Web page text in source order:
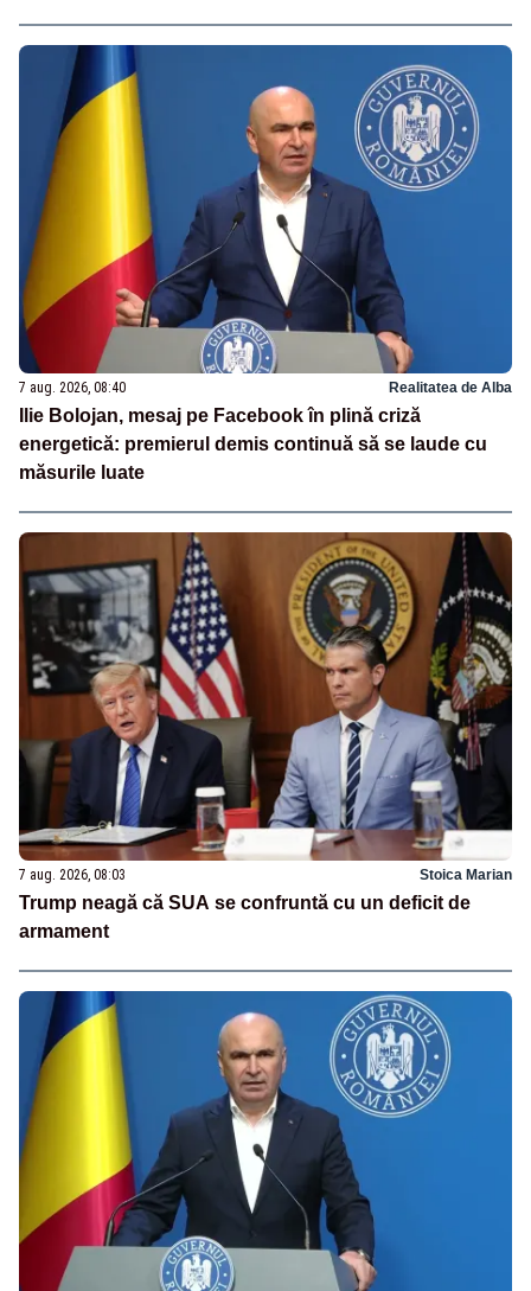
7 aug. 2026, 08:40 Realitatea de Alba
Ilie Bolojan, mesaj pe Facebook în plină criză
energetică: premierul demis continuă să se laude cu
măsurile luate
7 aug. 2026, 08:03 Stoica Marian
Trump neagă că SUA se confruntă cu un deficit de
armament